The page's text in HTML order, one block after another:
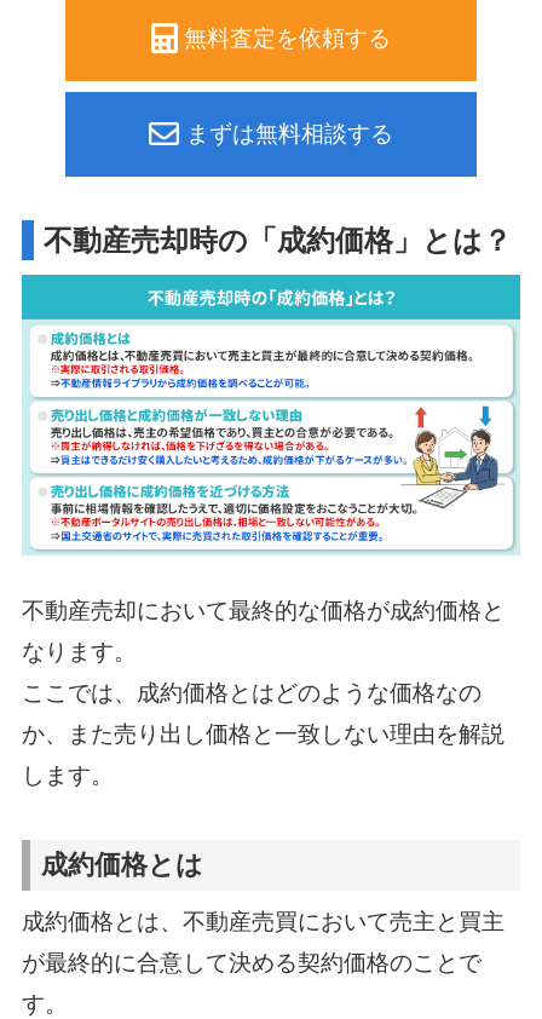
無料査定を依頼する
まずは無料相談する
不動産売却時の「成約価格」とは？
不動産売却において最終的な価格が成約価格と
なります。
ここでは、成約価格とはどのような価格なの
か、また売り出し価格と一致しない理由を解説
します。
成約価格とは
成約価格とは、不動産売買において売主と買主
が最終的に合意して決める契約価格のことで
す。